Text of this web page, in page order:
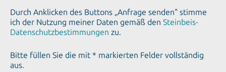
Durch Anklicken des Buttons „Anfrage senden" stimme
ich der Nutzung meiner Daten gemäß den Steinbeis-
Datenschutzbestimmungen zu.
Bitte füllen Sie die mit * markierten Felder vollständig
aus.